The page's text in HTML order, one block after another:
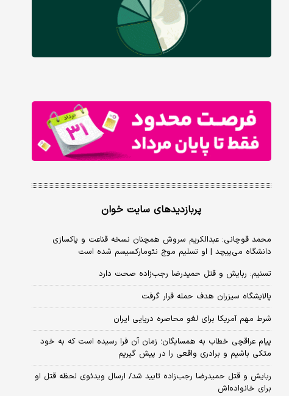
پربازدیدهای سایت خوان
محمد قوچانی: عبدالکریم سروش همچنان نسخه قناعت و پاکسازی
دانشگاه می‌پیچد | او تسلیم موج نئومارکسیسم شده است
تسنیم: ربایش و قتل حمیدرضا رجب‌زاده صحت دارد
پالایشگاه سیزران هدف حمله قرار گرفت
شرط مهم آمریکا برای لغو محاصره دریایی ایران
پیام عراقچی خطاب به همسایگان؛ زمان آن فرا رسیده است که به خود
متکی باشیم و برادری واقعی را در پیش گیریم
ربایش و قتل حمیدرضا رجب‌زاده تایید شد/ ارسال ویدئوی لحظه قتل او
برای خانواده‌اش